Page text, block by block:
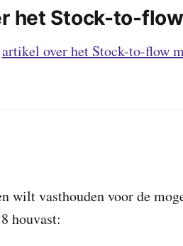
het Stock-to-
artikel over het Stock-to-flow
wilt vasthouden voor de
houvast: